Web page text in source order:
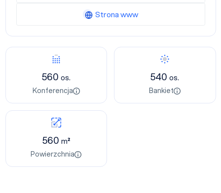
560 os.
Konferencja
540os.
Bankiet
560 m²
Powierzchnia
Strona www